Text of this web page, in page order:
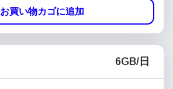
お買い物カゴに追加
6GB/日